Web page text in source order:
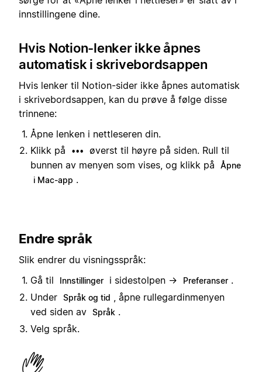
innstillingene dine.
Hvis Notion-lenker ikke åpnes
automatisk i skrivebordsappen
Hvis lenker til Notion-sider ikke åpnes automatisk
i skrivebordsappen, kan du prøve å følge disse
trinnene:
Åpne lenken i nettleseren din.
Klikk på
•••
øverst til høyre på siden. Rull til
bunnen av menyen som vises, og klikk på
Åpne
i Mac-app .
Endre språk
Slik endrer du visningsspråk:
Gå til
Innstillinger i sidestolpen → Preferanser .
Under Språk og tid
, åpne rullegardinmenyen
ved siden av Språk .
Velg språk.